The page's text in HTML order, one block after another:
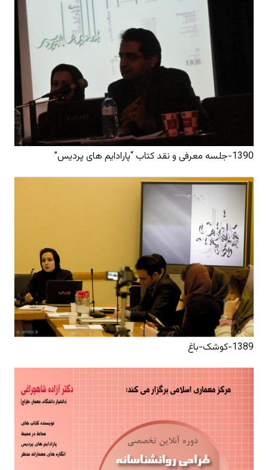
1390-جلسه معرفی و نقد کتاب “پارادایم های پردیس”
1389-کوشک-باغ